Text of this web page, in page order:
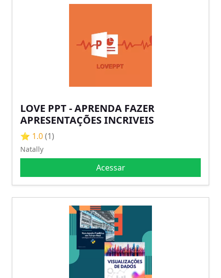
LOVE PPT - APRENDA FAZER
APRESENTAÇÕES INCRIVEIS
⭐ 1.0(1)
Natally
Acessar